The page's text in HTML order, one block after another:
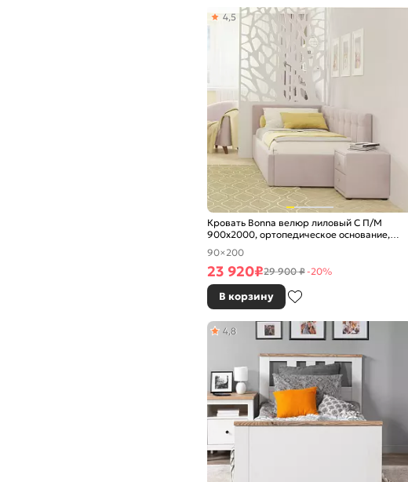
Кровать Bonna велюр лиловый С П/М
900x2000, ортопедическое основание,
изголовье мягкое
4,5
90×200
23 920₽29 900 ₽-20%
В корзину
4,8